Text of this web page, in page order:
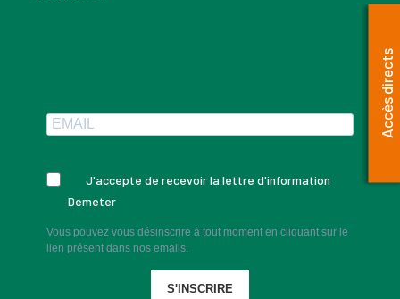
J'accepte de recevoir la lettre d'information
Demeter
Vous pouvez vous désinscrire à tout moment en cliquant sur le
lien présent dans nos emails.
S'INSCRIRE
Accès directs